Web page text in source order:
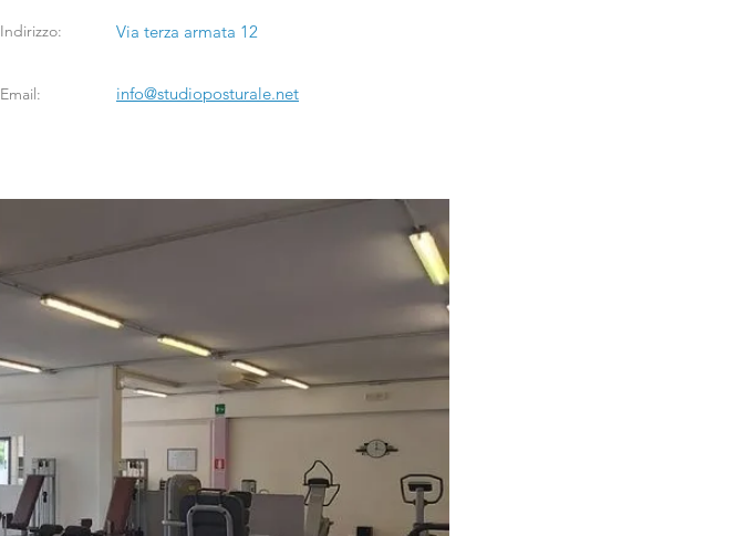
Indirizzo: Via terza armata 12
Email: info@studioposturale.net